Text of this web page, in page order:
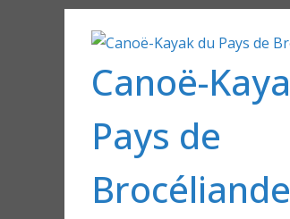
contenuCanoë-
Pays de
Brocéliande